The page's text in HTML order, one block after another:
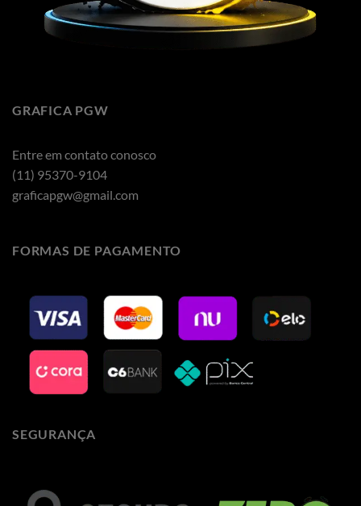
GRAFICA PGW
Entre em contato conosco
(11) 95370-9104
graficapgw@gmail.com
FORMAS DE PAGAMENTO
SEGURANÇA